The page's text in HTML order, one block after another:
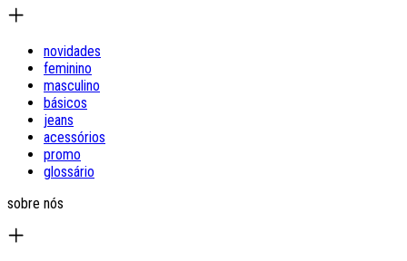
novidades
feminino
masculino
básicos
jeans
acessórios
promo
glossário
sobre nós